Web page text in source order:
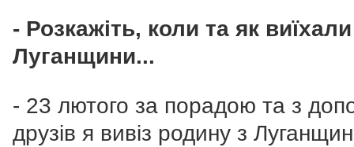
- Розкажіть, коли та як
Луганщини...
- 23 лютого за порадою та з
друзів я вивіз родину з